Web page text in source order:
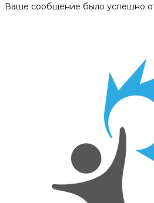
Ваше сообщение было успешно